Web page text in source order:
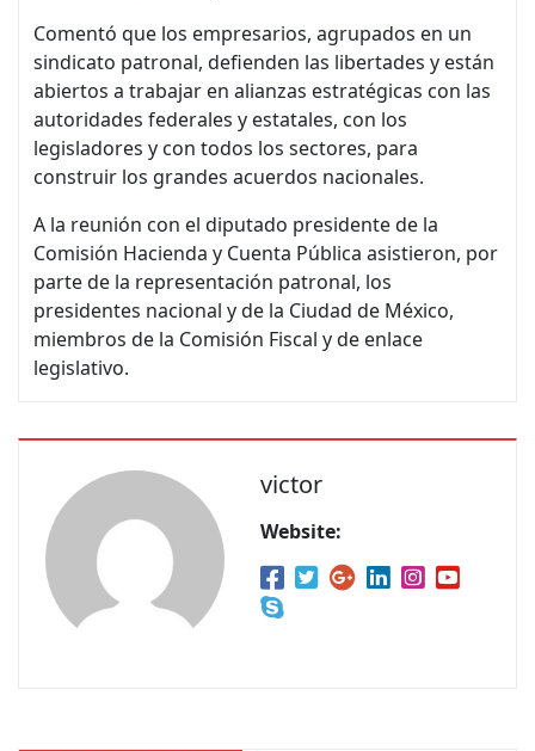
Comentó que los empresarios, agrupados en un
sindicato patronal, defienden las libertades y están
abiertos a trabajar en alianzas estratégicas con las
autoridades federales y estatales, con los
legisladores y con todos los sectores, para
construir los grandes acuerdos nacionales.
A la reunión con el diputado presidente de la
Comisión Hacienda y Cuenta Pública asistieron, por
parte de la representación patronal, los
presidentes nacional y de la Ciudad de México,
miembros de la Comisión Fiscal y de enlace
legislativo.
victor
Website: